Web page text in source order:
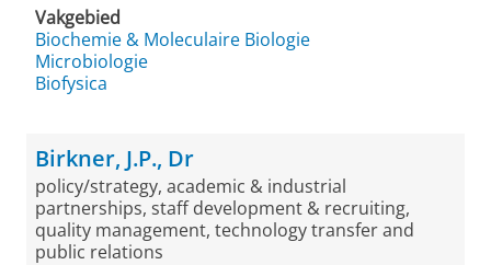
Vakgebied
Biochemie & Moleculaire Biologie
Microbiologie
Biofysica
Birkner, J.P., Dr
policy/strategy, academic & industrial
partnerships, staff development & recruiting,
quality management, technology transfer and
public relations